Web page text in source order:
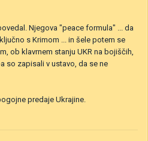
Njegova "peace formula" ... da
s Krimom ... in šele potem se
ob klavrnem stanju UKR na bojiščih,
so zapisali v ustavo, da se ne
predaje Ukrajine.